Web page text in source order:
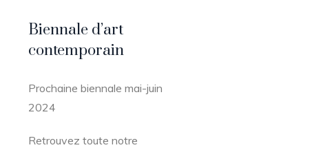
Biennale d’art
contemporain
Prochaine biennale mai-juin
2024
Retrouvez toute notre